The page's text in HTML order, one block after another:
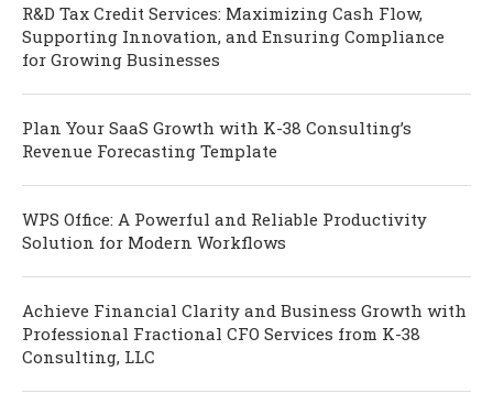
R&D Tax Credit Services: Maximizing Cash Flow,
Supporting Innovation, and Ensuring Compliance
for Growing Businesses
Plan Your SaaS Growth with K-38 Consulting’s
Revenue Forecasting Template
WPS Office: A Powerful and Reliable Productivity
Solution for Modern Workflows
Achieve Financial Clarity and Business Growth with
Professional Fractional CFO Services from K-38
Consulting, LLC